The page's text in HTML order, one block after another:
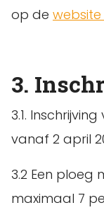
op de
3.
3.1.
vanaf 2 april
3.2 Een ploeg
maximaal 7